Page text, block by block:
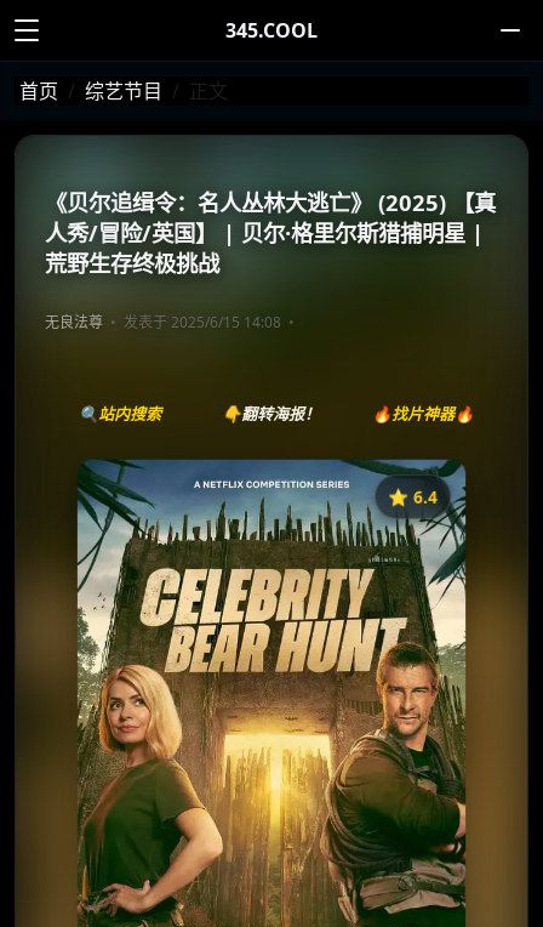
345.COOL
首页 综艺节目 正文
《贝尔追缉令：名人丛林大逃亡》 (2025) 【真
人秀/冒险/英国】 | 贝尔·格里尔斯猎捕明星 |
荒野生存终极挑战
无良法尊 发表于 2025/6/15 14:08
🔍站内搜索 👇翻转海报！ 🔥找片神器🔥
⭐️ 6.4
《贝尔追缉令：名人丛林大逃亡》
⭐
收藏
⭐️ 评分：6.4 | 🎬 2025年
✅ 已完结
夸克网盘